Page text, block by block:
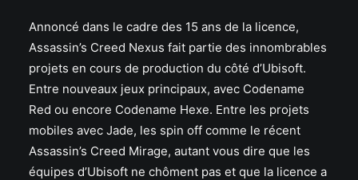
Annoncé dans le cadre des 15 ans de la licence,
Assassin’s Creed Nexus fait partie des innombrables
projets en cours de production du côté d’Ubisoft.
Entre nouveaux jeux principaux, avec Codename
Red ou encore Codename Hexe. Entre les projets
mobiles avec Jade, les spin off comme le récent
Assassin’s Creed Mirage, autant vous dire que les
équipes d’Ubisoft ne chôment pas et que la licence a